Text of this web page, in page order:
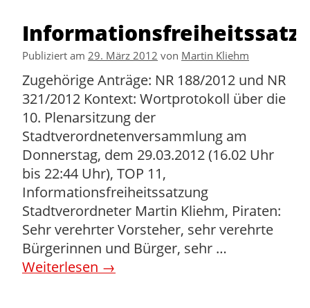
Publiziert am 29. März 2012 von Martin Kliehm
Zugehörige Anträge: NR 188/2012 und NR
321/2012 Kontext: Wortprotokoll über die
10. Plenarsitzung der
Stadtverordnetenversammlung am
Donnerstag, dem 29.03.2012 (16.02 Uhr
bis 22:44 Uhr), TOP 11,
Informationsfreiheitssatzung
Stadtverordneter Martin Kliehm, Piraten:
Sehr verehrter Vorsteher, sehr verehrte
Bürgerinnen und Bürger, sehr …
Weiterlesen →